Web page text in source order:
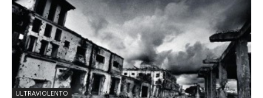
ULTRAVIOLENTO